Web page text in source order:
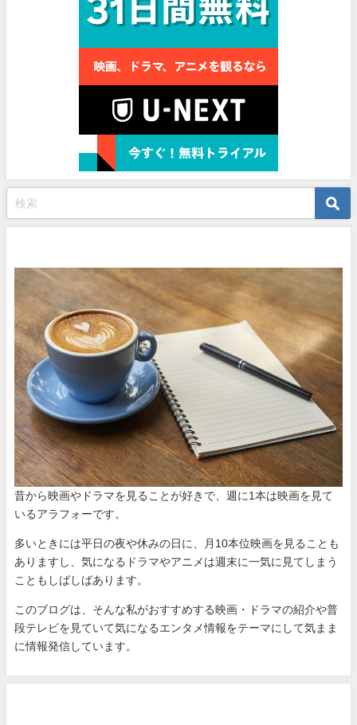
昔から映画やドラマを見ることが好きで、週に1本は映画を見て
いるアラフォーです。
多いときには平日の夜や休みの日に、月10本位映画を見ることも
ありますし、気になるドラマやアニメは週末に一気に見てしまう
こともしばしばあります。
このブログは、そんな私がおすすめする映画・ドラマの紹介や普
段テレビを見ていて気になるエンタメ情報をテーマにして気まま
に情報発信しています。